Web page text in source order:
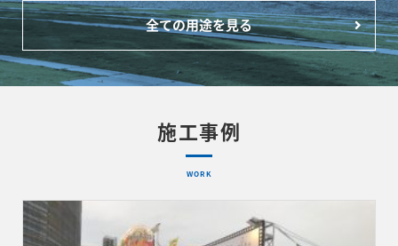
全ての用途を見る
施工事例
WORK